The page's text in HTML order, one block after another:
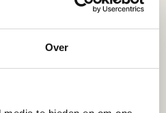
Over
collectie zonnebrillen!